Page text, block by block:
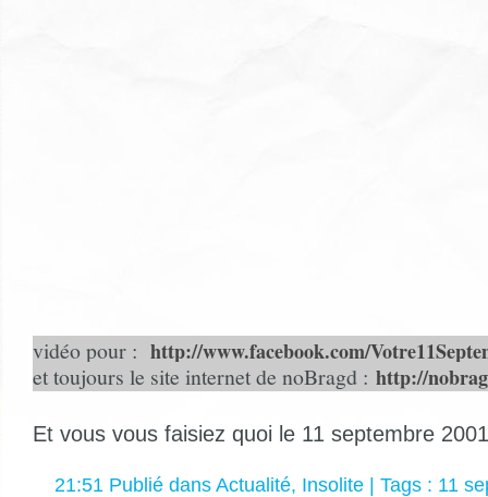
vidéo pour : http://www.facebook.com/
et toujours le site internet de noBragd : http://
Et vous vous faisiez quoi le 11 septembre
21:51 Publié dans Actualité, Insolite | Tags : 11